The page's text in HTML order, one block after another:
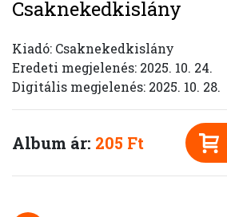
Csaknekedkislány
Kiadó: Csaknekedkislány
Eredeti megjelenés: 2025. 10. 24.
Digitális megjelenés: 2025. 10. 28.
Album ár: 205 Ft